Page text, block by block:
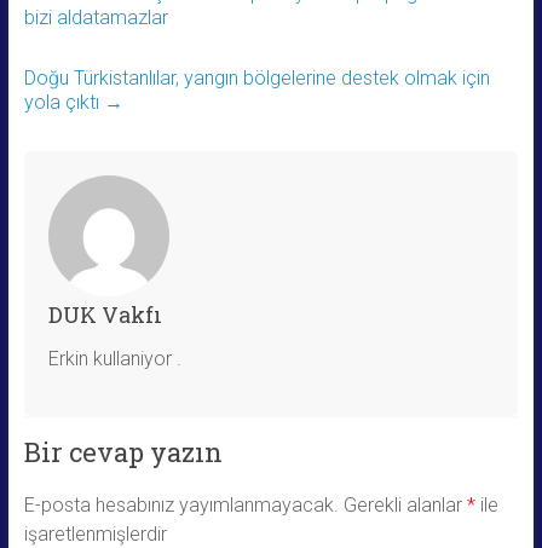
bizi aldatamazlar
Doğu Türkistanlılar, yangın bölgelerine destek olmak için
yola çıktı →
DUK Vakfı
Erkin kullaniyor .
Bir cevap yazın
E-posta hesabınız yayımlanmayacak. Gerekli alanlar *ile
işaretlenmişlerdir